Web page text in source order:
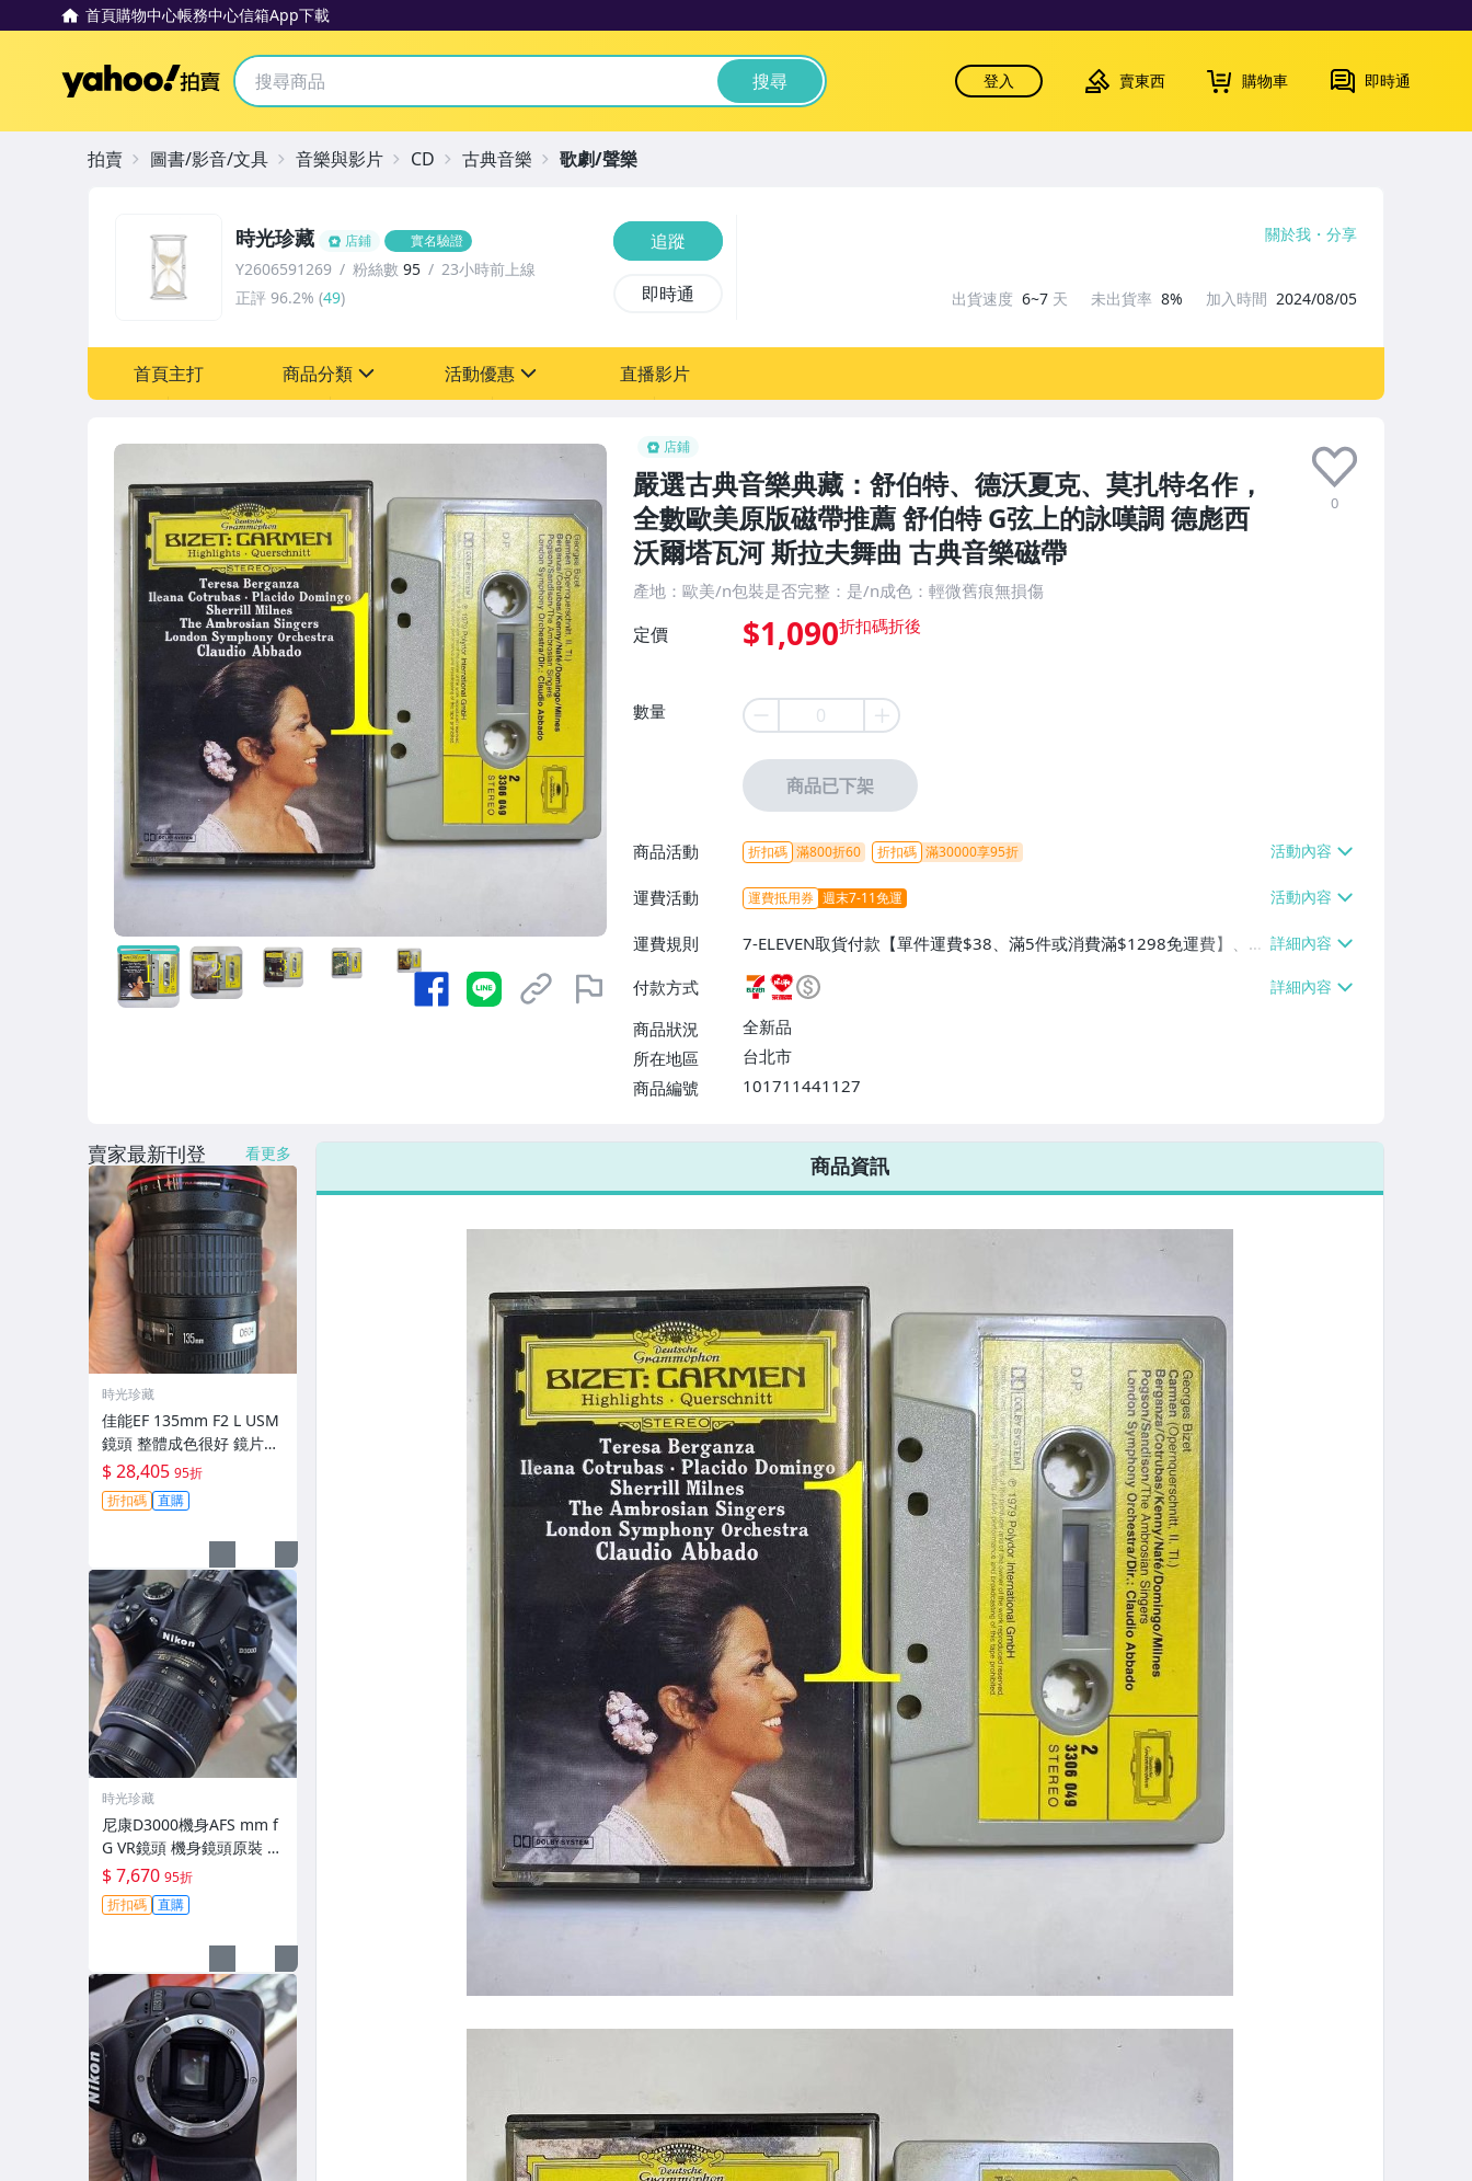
首頁購物中心帳務中心信箱App下載
Yahoo拍賣 搜尋 登入 賣東西 購物車 即時通
店鋪
嚴選古典音樂典藏：舒伯特、德沃夏克、莫扎特名作，
全數歐美原版磁帶推薦 舒伯特 G弦上的詠嘆調 德彪西
沃爾塔瓦河 斯拉夫舞曲 古典音樂磁帶
0
產地：歐美/n包裝是否完整：是/n成色：輕微舊痕無損傷
定價 $1,090
數量
商品已下架
商品活動 折扣碼 滿800折60 折扣碼 滿30000享95折
運費活動 運費抵用券 週末7-11免運
運費規則
7-ELEVEN取貨付款【單件運費$38、滿5件或消費滿$1298免運費】、7-
ELEVEN取貨不付款【免運費】、萊爾富取貨付款【單件運費$60、滿5件
或消費滿$1298免運費】、宅配/貨運【單件運費$120、滿5件或消費滿
$1598免運費】
付款方式
商品狀況
全新品
所在地區
台北市
商品編號
101711441127
7-ELEVEN 運費只要38元
不限金額、筆數，筆筆優惠無限次！
時光珍藏 店鋪 實名驗證
Y2606591269 粉絲數 95
23小時前上線
正評 96.2% (49)
追蹤
即時通
關於我 分享
出貨速度 6~7 天 未出貨率 8% 加入時間 2024/08/05
首頁主打 商品分類 活動優惠
[全店] 週年慶
直播影片
拍賣 圖書/影音/文具 音樂與影片 CD 古典音樂 歌劇/聲樂
商品資訊
賣家最新刊登 看更多
時光珍藏
佳能EF 135mm F2 L USM
鏡頭 整體成色很好 鏡片完
美無劃痕 功能一切正常 無
拆修無-3430
$ 28,405 95折
折扣碼 直購
時光珍藏
尼康D3000機身AFS mm f
G VR鏡頭 機身鏡頭原裝 無
拆修無翻新 有輕微使用痕
跡 鏡頭-3430
$ 7,670 95折
折扣碼 直購